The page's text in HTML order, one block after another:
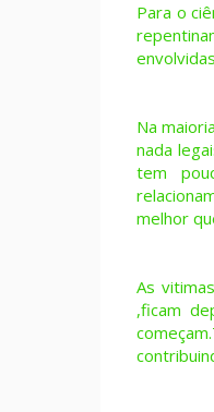
Para o
Na
nada
tem
melhor
As
,ficam